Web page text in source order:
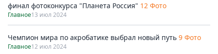
финал фотоконкурса "Планета Россия" 12 Фото
Главное13 июл 2024
Чемпион мира по акробатике выбрал новый путь 9 Фото
Главное12 июл 2024